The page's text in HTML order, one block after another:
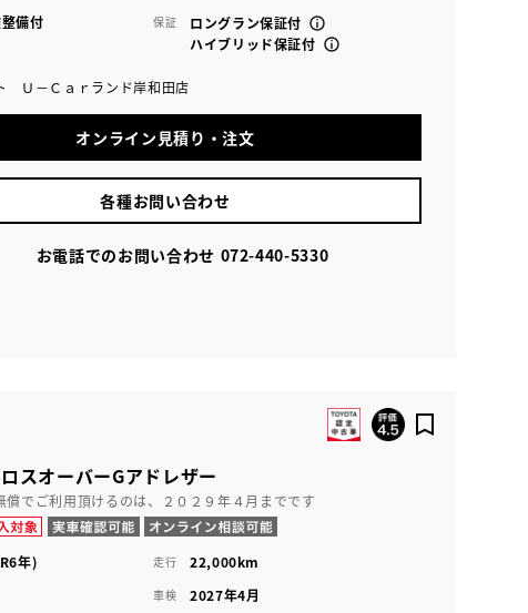
備付 保証
ロングラン保証付
ハイブリッド保証付
Ｕ－Ｃａｒランド岸和田店
オンライン見積り・注文
各種お問い合わせ
お電話でのお問い合わせ 072-440-5330
スオーバーGアドレザー
償でご利用頂けるのは、２０２９年４月までです
年) 走行 22,000km
車検 2027年4月